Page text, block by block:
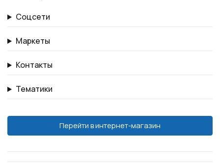
Соцсети
Маркеты
Контакты
Тематики
Перейти в интернет-магазин